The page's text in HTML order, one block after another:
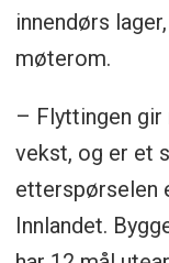
innendørs
møterom.
– Flyttingen
vekst, og er et
etterspørselen
Innlandet.